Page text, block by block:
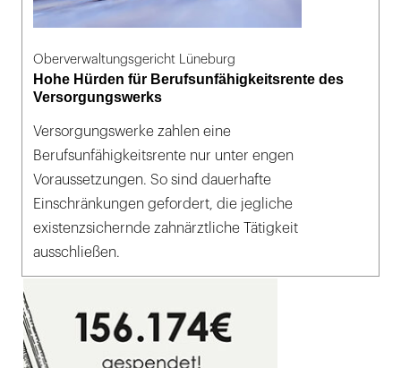
Oberverwaltungsgericht Lüneburg
Hohe Hürden für Berufsunfähigkeitsrente des
Versorgungswerks
Versorgungswerke zahlen eine
Berufsunfähigkeitsrente nur unter engen
Voraussetzungen. So sind dauerhafte
Einschränkungen gefordert, die jegliche
existenzsichernde zahnärztliche Tätigkeit
ausschließen.